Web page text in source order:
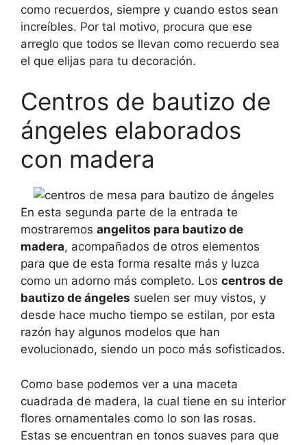
como recuerdos, siempre y cuando estos sean
increíbles. Por tal motivo, procura que ese
arreglo que todos se llevan como recuerdo sea
el que elijas para tu decoración.
Centros de bautizo de
ángeles elaborados
con madera
En esta segunda parte de la entrada te
mostraremos angelitos para bautizo de
madera, acompañados de otros elementos
para que de esta forma resalte más y luzca
como un adorno más completo. Los centros de
bautizo de ángeles suelen ser muy vistos, y
desde hace mucho tiempo se estilan, por esta
razón hay algunos modelos que han
evolucionado, siendo un poco más sofisticados.
Como base podemos ver a una maceta
cuadrada de madera, la cual tiene en su interior
flores ornamentales como lo son las rosas.
Estas se encuentran en tonos suaves para que